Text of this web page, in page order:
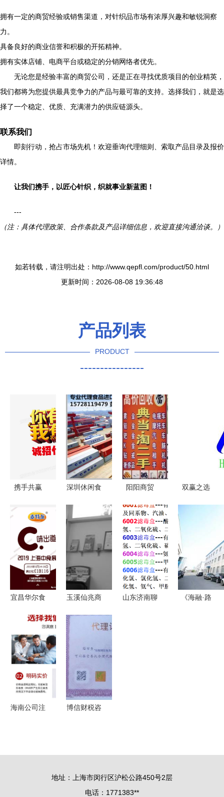
拥有一定的商贸经验或销售渠道，对针织品市场有浓厚兴趣和敏锐洞察
力。
具备良好的商业信誉和积极的开拓精神。
拥有实体店铺、电商平台或稳定的分销网络者优先。
无论您是经验丰富的商贸公司，还是正在寻找优质项目的创业精英，
我们都将为您提供最具竞争力的产品与最可靠的支持。选择我们，就是选
择了一个稳定、优质、充满潜力的供应链源头。
联系我们
即刻行动，抢占市场先机！欢迎垂询代理细则、索取产品目录及报价
详情。
让我们携手，以匠心针织，织就事业新蓝图！
---
（注：具体代理政策、合作条款及产品详细信息，欢迎直接沟通洽谈。）
如若转载，请注明出处：http://www.qepfl.com/product/50.html
更新时间：2026-08-08 19:36:48
产品列表
PRODUCT
----------------
携手共赢
理与加盟商
合作新模式
深圳休闲食
代理全攻略
生产厂家资
式解析
阳阳商贸
理，共启诚
信财富路
双赢之选
祥日用制品
商贸代理合
宜昌华尔食
艳上海中食
展，打造全
品类饼干链
条发展新模
式
玉溪仙兆商
代理，商贸
代理代办助
力合作共赢
山东济南聊
《海融·路
海南公司注
博信财税咨
营
地址：上海市闵行区沪松公路450号2层
电话：1771383**